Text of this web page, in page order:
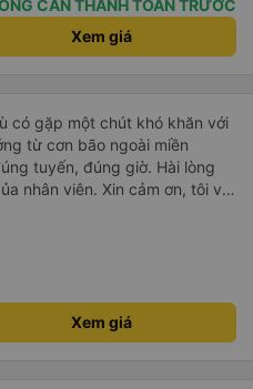
CẦN THANH TOÁN TRƯỚC
Xem giá
có gặp một chút khó khăn với
từ cơn bão ngoài miền
đúng giờ. Hài lòng
Xin cảm ơn, tôi và
Xem giá